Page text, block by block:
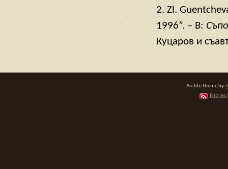
2. Zl.
1996”. – В:
Куцаров и
Arclite theme by
Entries